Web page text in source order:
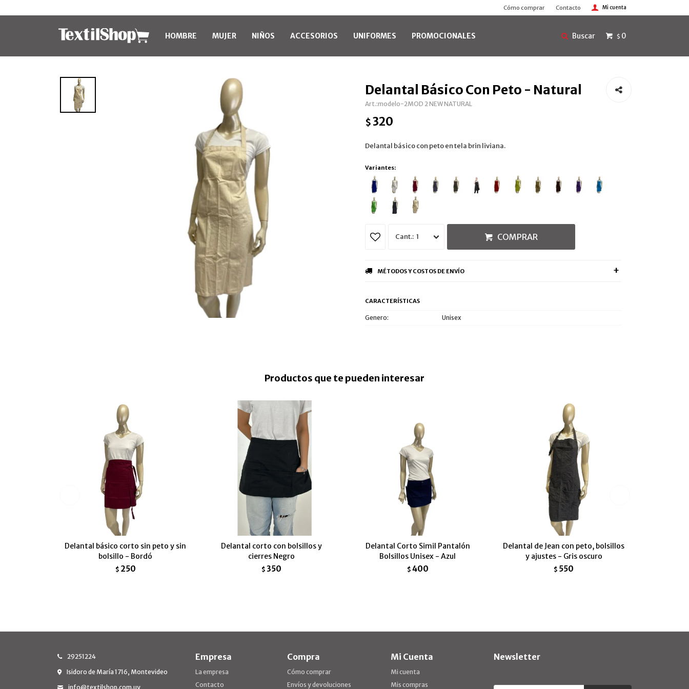
HOMBRE MUJER NIÑOS ACCESORIOS UNIFORMES PROMOCIONALES $ 0
Cómo comprar Contacto
Delantal Básico Con Peto - Natural
modelo-2MOD 2 NEW NATURAL
$320
Delantal básico con peto en tela brin liviana.
Variantes:
1 COMPRAR
MÉTODOS Y COSTOS DE ENVÍO
CARACTERÍSTICAS
Genero Unisex
Productos que te pueden interesar
Delantal básico corto sin peto y sin
bolsillo - Bordó
$ 250
Delantal corto con bolsillos y
cierres Negro
$ 350
Delantal Corto Simil Pantalón
Bolsillos Unisex - Azul
$ 400
Delantal de Jean con peto, bolsillos
y ajustes - Gris oscuro
$ 550
29251224
Isidoro de María 1716, Montevideo
info@textilshop.com.uy
Empresa
La empresa
Contacto
Compra
Cómo comprar
Envíos y devoluciones
Mi Cuenta
Mi cuenta
Mis compras
Newsletter